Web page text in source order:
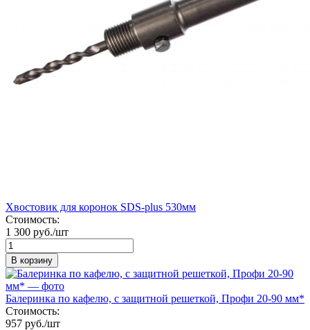
Хвостовик для коронок SDS-plus 530мм
Стоимость:
1 300 руб./шт
В корзину
Балеринка по кафелю, с защитной решеткой, Профи 20-90 мм*
Стоимость:
957 руб./шт